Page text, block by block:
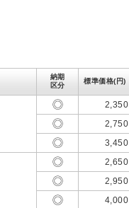
納期
区分
標準価格(円)
2,350
2,750
3,450
2,650
2,950
4,000